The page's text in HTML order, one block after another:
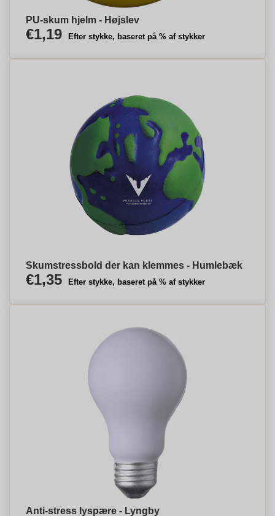
PU-skum hjelm - Højslev
€1,19 Efter stykke, baseret på % af stykker
Skumstressbold der kan klemmes - Humlebæk
€1,35 Efter stykke, baseret på % af stykker
Anti-stress lyspære - Lyngby